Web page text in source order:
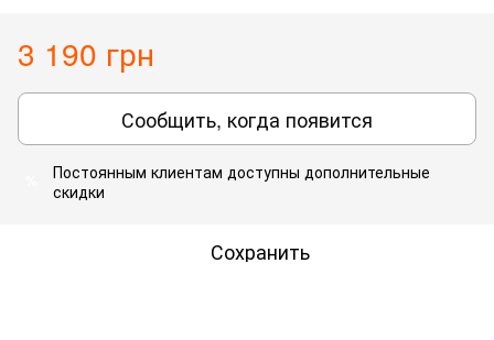
3 190 грн
Сообщить, когда появится
Постоянным клиентам доступны дополнительные
скидки
Сохранить